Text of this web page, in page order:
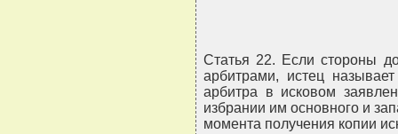
Статья 22. Если стороны
арбитрами, истец
арбитра в исковом
избрании им основного и
момента получения копии